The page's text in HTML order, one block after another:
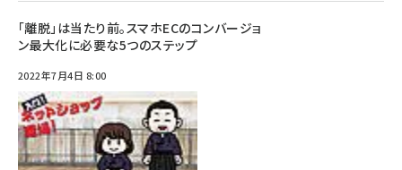
「離脱」は当たり前。スマホECのコンバージョ
ン最大化に必要な5つのステップ
2022年7月4日 8:00